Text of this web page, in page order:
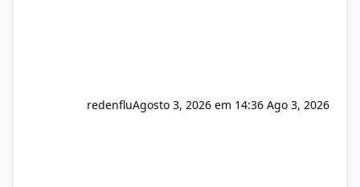
redenfluAgosto 3, 2026 em 14:36 Ago 3, 2026